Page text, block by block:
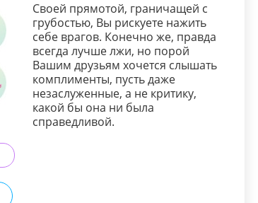
Своей прямотой, граничащей с
грубостью, Вы рискуете нажить
себе врагов. Конечно же, правда
всегда лучше лжи, но порой
Вашим друзьям хочется слышать
комплименты, пусть даже
незаслуженные, а не критику,
какой бы она ни была
справедливой.